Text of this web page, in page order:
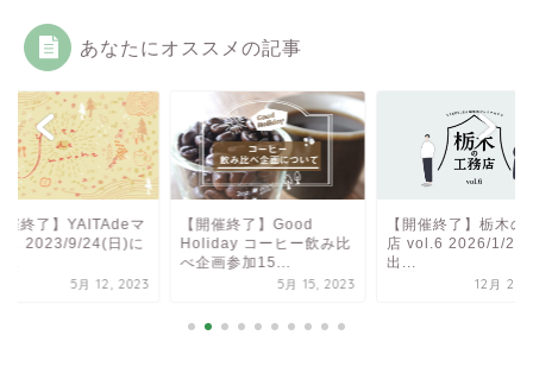
あなたにオススメの記事
【開催終了】Good
Holiday コーヒー飲み比
5月 15, 2023
【開催終了】栃木の工務
店 vol.6 2026/1/24(土)
出...
12月 23, 2025
TANOKURAく
ルシェ×栃木